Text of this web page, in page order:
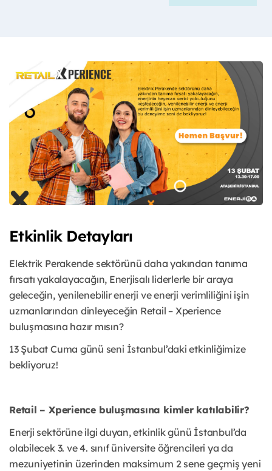
Etkinlik Detayları
Elektrik Perakende sektörünü daha yakından tanıma
fırsatı yakalayacağın, Enerjisalı liderlerle bir araya
geleceğin, yenilenebilir enerji ve enerji verimliliğini işin
uzmanlarından dinleyeceğin Retail – Xperience
buluşmasına hazır mısın?
13 Şubat Cuma günü seni İstanbul’daki etkinliğimize
bekliyoruz!
Retail – Xperience buluşmasına kimler katılabilir?
Enerji sektörüne ilgi duyan, etkinlik günü İstanbul’da
olabilecek 3. ve 4. sınıf üniversite öğrencileri ya da
mezuniyetinin üzerinden maksimum 2 sene geçmiş yeni